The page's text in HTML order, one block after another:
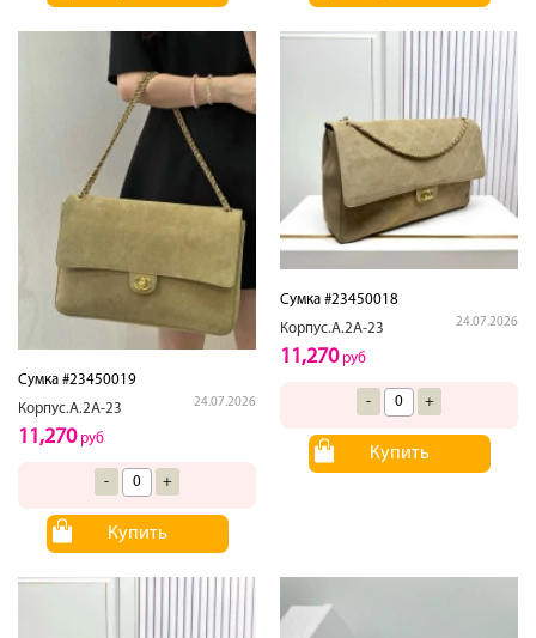
Сумка #23450019
Корпус.А.2А-23
24.07.2026
11,270руб
- +
Купить
Сумка #23450018
Корпус.А.2А-23
24.07.2026
11,270руб
- +
Купить